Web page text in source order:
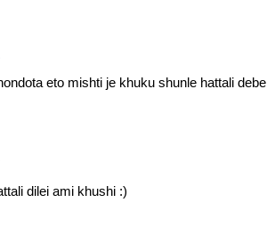
eto mishti je khuku shunle hattali
dilei ami khushi :)